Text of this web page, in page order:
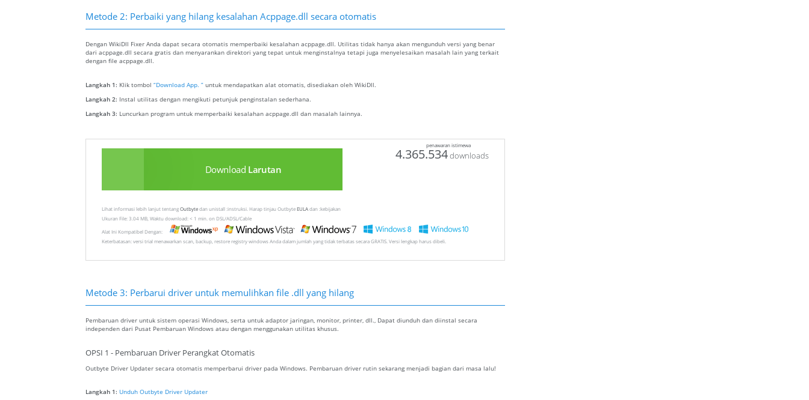
Metode 2: Perbaiki yang hilang kesalahan Acppage.dll secara otomatis
Dengan WikiDll Fixer Anda dapat secara otomatis memperbaiki kesalahan acppage.dll. Utilitas tidak hanya akan mengunduh versi yang benar
dari acppage.dll secara gratis dan menyarankan direktori yang tepat untuk menginstalnya tetapi juga menyelesaikan masalah lain yang terkait
dengan file acppage.dll.
Langkah 1: Klik tombol “Download App. ” untuk mendapatkan alat otomatis, disediakan oleh WikiDll.
Langkah 2: Instal utilitas dengan mengikuti petunjuk penginstalan sederhana.
Langkah 3: Luncurkan program untuk memperbaiki kesalahan acppage.dll dan masalah lainnya.
penawaran istimewa
Download Larutan
4.365.534downloads
Lihat informasi lebih lanjut tentangOutbytedan unistall :instruksi. Harap tinjau OutbyteEULAdan :kebijakan
Ukuran File: 3.04 MB, Waktu download: < 1 min. on DSL/ADSL/Cable
Alat Ini Kompatibel Dengan:
Keterbatasan: versi trial menawarkan scan, backup, restore registry windows Anda dalam jumlah yang tidak terbatas secara GRATIS. Versi lengkap harus dibeli.
Metode 3: Perbarui driver untuk memulihkan file .dll yang hilang
Pembaruan driver untuk sistem operasi Windows, serta untuk adaptor jaringan, monitor, printer, dll., Dapat diunduh dan diinstal secara
independen dari Pusat Pembaruan Windows atau dengan menggunakan utilitas khusus.
OPSI 1 - Pembaruan Driver Perangkat Otomatis
Outbyte Driver Updater secara otomatis memperbarui driver pada Windows. Pembaruan driver rutin sekarang menjadi bagian dari masa lalu!
Langkah 1: Unduh Outbyte Driver Updater